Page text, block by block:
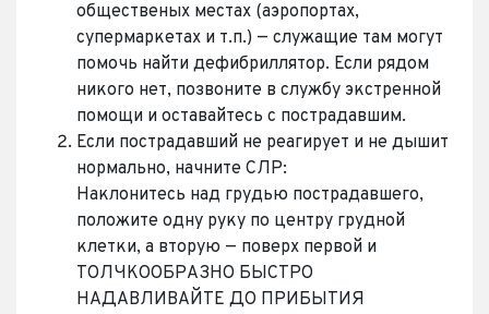
общественых местах (аэропортах,
супермаркетах и т.п.) — служащие там могут
помочь найти дефибриллятор. Если рядом
никого нет, позвоните в службу экстренной
помощи и оставайтесь с пострадавшим.
Если пострадавший не реагирует и не дышит
нормально, начните СЛР:
Наклонитесь над грудью пострадавшего,
положите одну руку по центру грудной
клетки, а вторую — поверх первой и
ТОЛЧКООБРАЗНО БЫСТРО
НАДАВЛИВАЙТЕ ДО ПРИБЫТИЯ